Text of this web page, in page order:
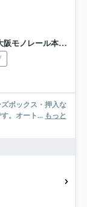
モノレール本線「摂津」駅 徒歩24分
ボックス・押入な
。オート... もっと